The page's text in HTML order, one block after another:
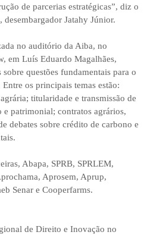
de parcerias estratégicas”, diz o
Jatahy Júnior.
no auditório da Aiba, no
em Luís Eduardo Magalhães,
questões fundamentais para o
os principais temas estão:
titularidade e transmissão de
e patrimonial; contratos agrários,
debates sobre crédito de carbono e
Abapa, SPRB, SPRLEM,
Aprosem, Aprup,
Senar e Cooperfarms.
de Direito e Inovação no